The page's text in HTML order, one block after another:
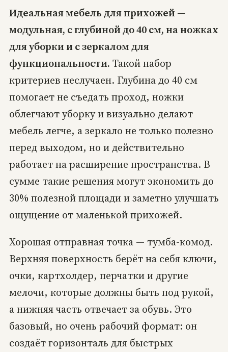
Идеальная мебель для прихожей —
модульная, с глубиной до 40 см, на ножках
для уборки и с зеркалом для
функциональности. Такой набор
критериев неслучаен. Глубина до 40 см
помогает не съедать проход, ножки
облегчают уборку и визуально делают
мебель легче, а зеркало не только полезно
перед выходом, но и действительно
работает на расширение пространства. В
сумме такие решения могут экономить до
30% полезной площади и заметно улучшать
ощущение от маленькой прихожей.
Хорошая отправная точка — тумба-комод.
Верхняя поверхность берёт на себя ключи,
очки, картхолдер, перчатки и другие
мелочи, которые должны быть под рукой,
а нижняя часть отвечает за обувь. Это
базовый, но очень рабочий формат: он
создаёт горизонталь для быстрых